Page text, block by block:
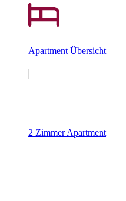
Apartment Übersicht
2 Zimmer Apartment